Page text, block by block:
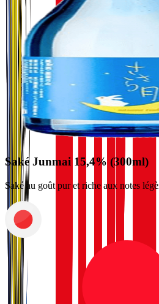
Saké Junmai 15,4% (300ml)
Saké au goût pur et riche aux notes